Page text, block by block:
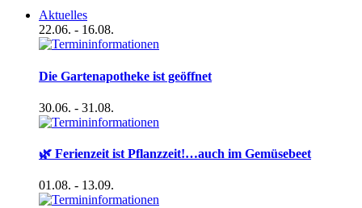
Aktuelles
22.06. - 16.08.
Die Gartenapotheke ist geöffnet
30.06. - 31.08.
🌿 Ferienzeit ist Pflanzzeit!…auch im Gemüsebeet
01.08. - 13.09.